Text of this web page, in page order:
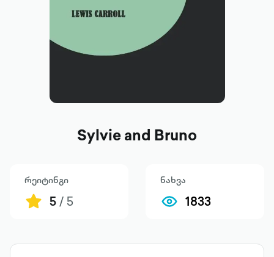
Sylvie and Bruno
რეიტინგი
5/ 5
ნახვა
1833